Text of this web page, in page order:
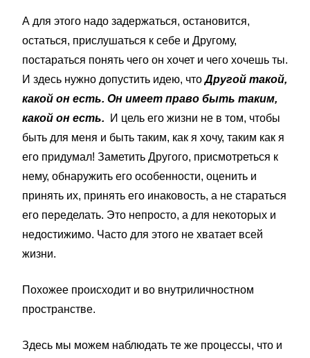
А для этого надо задержаться, остановится,
остаться, прислушаться к себе и Другому,
постараться понять чего он хочет и чего хочешь ты.
И здесь нужно допустить идею, чтоДругой такой,
какой он есть. Он имеет право быть таким,
какой он есть.
И цель его жизни не в том, чтобы
быть для меня и быть таким, как я хочу, таким как я
его придумал! Заметить Другого, присмотреться к
нему, обнаружить его особенности, оценить и
принять их, принять его инаковость, а не стараться
его переделать. Это непросто, а для некоторых и
недостижимо. Часто для этого не хватает всей
жизни.
Похожее происходит и во внутриличностном
пространстве.
Здесь мы можем наблюдать те же процессы, что и